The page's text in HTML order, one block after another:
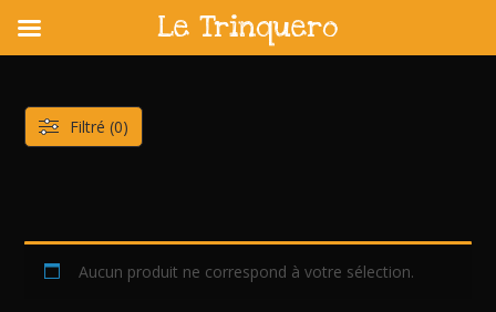
content
Aucun produit ne correspond à votre sélection.
Filtré (0)
Le Trinquero